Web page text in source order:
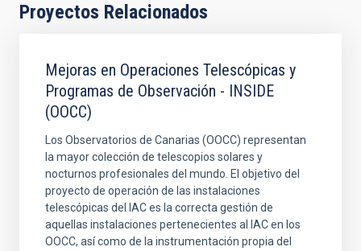
Proyectos Relacionados
Mejoras en Operaciones Telescópicas y
Programas de Observación - INSIDE
(OOCC)
Los Observatorios de Canarias (OOCC) representan
la mayor colección de telescopios solares y
nocturnos profesionales del mundo. El objetivo del
proyecto de operación de las instalaciones
telescópicas del IAC es la correcta gestión de
aquellas instalaciones pertenecientes al IAC en los
OOCC, así como de la instrumentación propia del